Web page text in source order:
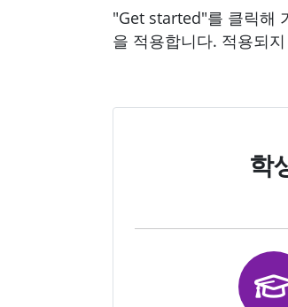
"Get started"를 클릭해
을 적용합니다. 적용되
학